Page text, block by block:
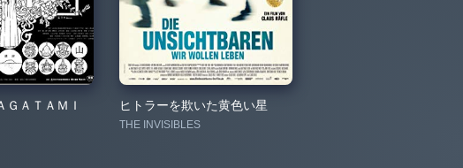
ＧＡＴＡＭＩ ヒトラーを欺いた黄色い星
THE INVISIBLES